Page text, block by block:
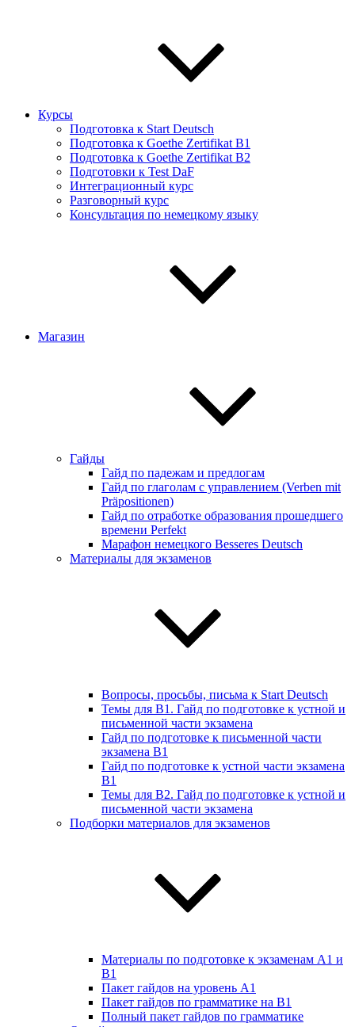
Курсы
Подготовка к Start Deutsch
Подготовка к Goethe Zertifikat B1
Подготовка к Goethe Zertifikat B2
Подготовки к Test DaF
Интеграционный курс
Разговорный курс
Консультация по немецкому языку
Магазин
Гайды
Гайд по падежам и предлогам
Гайд по глаголам с управлением (Verben mit
Präpositionen)
Гайд по отработке образования прошедшего
времени Perfekt
Марафон немецкого Besseres Deutsch
Материалы для экзаменов
Вопросы, просьбы, письма к Start Deutsch
Темы для B1. Гайд по подготовке к устной и
письменной части экзамена
Гайд по подготовке к письменной части
экзамена B1
Гайд по подготовке к устной части экзамена
B1
Темы для B2. Гайд по подготовке к устной и
письменной части экзамена
Подборки материалов для экзаменов
Материалы по подготовке к экзаменам А1 и
B1
Пакет гайдов на уровень A1
Пакет гайдов по грамматике на B1
Полный пакет гайдов по грамматике